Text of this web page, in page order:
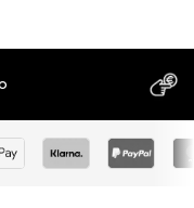
MOŽNOSŤ